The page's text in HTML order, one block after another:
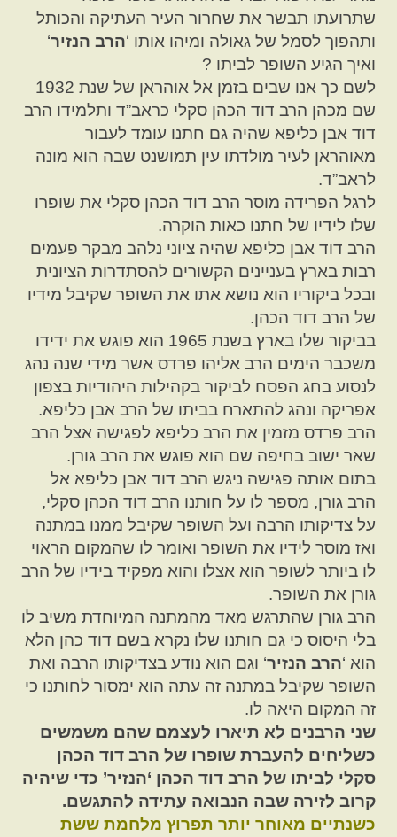
שתרועתו תבשר את שחרור העיר העתיקה והכותל
ותהפוך לסמל של גאולה ומיהו אותו ‘הרב הנזיר‘
ואיך הגיע השופר לביתו ?
לשם כך אנו שבים בזמן אל אוהראן של שנת 1932
שם מכהן הרב דוד הכהן סקלי כראב”ד ותלמידו הרב
דוד אבן כליפא שהיה גם חתנו עומד לעבור
מאוהראן לעיר מולדתו עין תמושנט שבה הוא מונה
לראב”ד.
לרגל הפרידה מוסר הרב דוד הכהן סקלי את שופרו
שלו לידיו של חתנו כאות הוקרה.
הרב דוד אבן כליפא שהיה ציוני נלהב מבקר פעמים
רבות בארץ בעניינים הקשורים להסתדרות הציונית
ובכל ביקוריו הוא נושא אתו את השופר שקיבל מידיו
של הרב דוד הכהן.
בביקור שלו בארץ בשנת 1965 הוא פוגש את ידידו
משכבר הימים הרב אליהו פרדס אשר מידי שנה נהג
לנסוע בחג הפסח לביקור בקהילות היהודיות בצפון
אפריקה ונהג להתארח בביתו של הרב אבן כליפא.
הרב פרדס מזמין את הרב כליפא לפגישה אצל הרב
שאר ישוב בחיפה שם הוא פוגש את הרב גורן.
בתום אותה פגישה ניגש הרב דוד אבן כליפא אל
הרב גורן, מספר לו על חותנו הרב דוד הכהן סקלי,
על צדיקותו הרבה ועל השופר שקיבל ממנו במתנה
ואז מוסר לידיו את השופר ואומר לו שהמקום הראוי
לו ביותר לשופר הוא אצלו והוא מפקיד בידיו של הרב
גורן את השופר.
הרב גורן שהתרגש מאד מהמתנה המיוחדת משיב לו
בלי היסוס כי גם חותנו שלו נקרא בשם דוד כהן הלא
הוא ‘הרב הנזיר‘ וגם הוא נודע בצדיקותו הרבה ואת
השופר שקיבל במתנה זה עתה הוא ימסור לחותנו כי
זה המקום היאה לו.
שני הרבנים לא תיארו לעצמם שהם משמשים
כשליחים להעברת שופרו של הרב דוד הכהן
סקלי לביתו של הרב דוד הכהן ‘הנזיר’ כדי שיהיה
קרוב לזירה שבה הנבואה עתידה להתגשם.
כשנתיים מאוחר יותר תפרוץ מלחמת ששת